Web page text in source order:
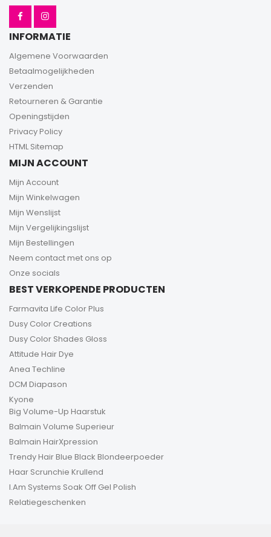
INFORMATIE
Algemene Voorwaarden
Betaalmogelijkheden
Verzenden
Retourneren & Garantie
Openingstijden
Privacy Policy
HTML Sitemap
MIJN ACCOUNT
Mijn Account
Mijn Winkelwagen
Mijn Wenslijst
Mijn Vergelijkingslijst
Mijn Bestellingen
Neem contact met ons op
Onze socials
BEST VERKOPENDE PRODUCTEN
Farmavita Life Color Plus
Dusy Color Creations
Dusy Color Shades Gloss
Attitude Hair Dye
Anea Techline
DCM Diapason
Kyone
Big Volume-Up Haarstuk
Balmain Volume Superieur
Balmain HairXpression
Trendy Hair Blue Black Blondeerpoeder
Haar Scrunchie Krullend
I.Am Systems Soak Off Gel Polish
Relatiegeschenken